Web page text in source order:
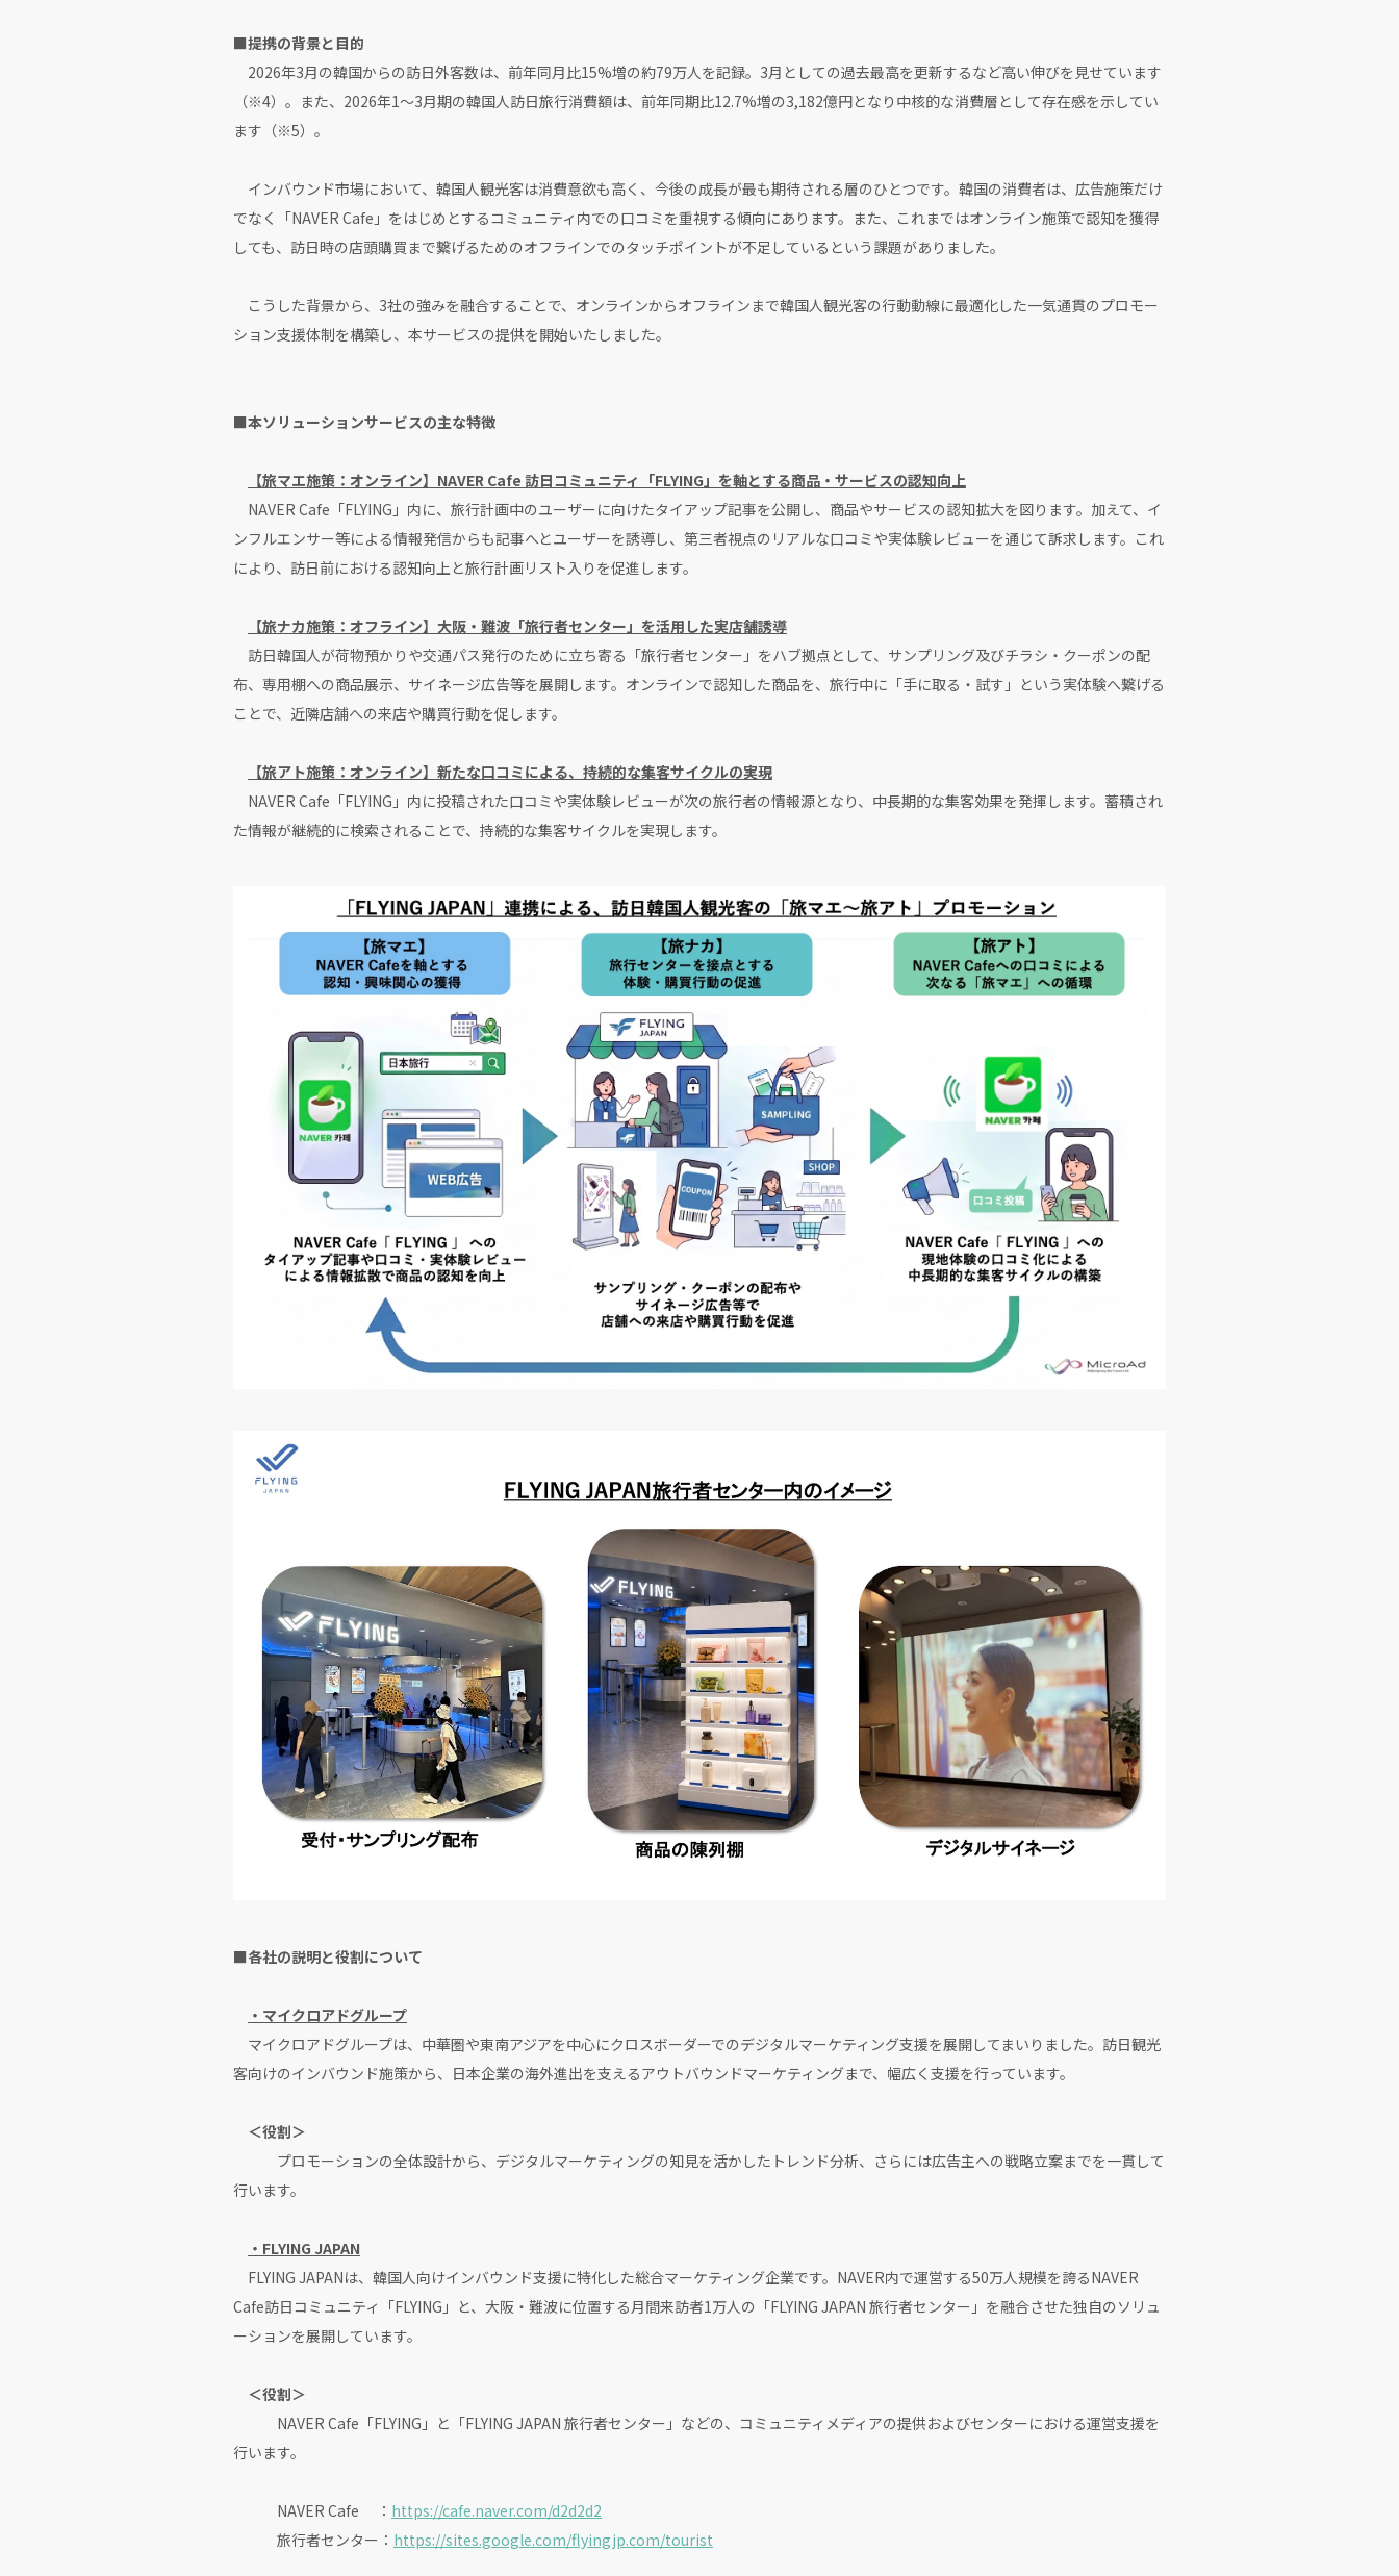
■提携の背景と目的
2026年3月の韓国からの訪日外客数は、前年同月比15%増の約79万人を記録。3月としての過去最高を更新するなど高い伸びを見せています
（※4）。また、2026年1〜3月期の韓国人訪日旅行消費額は、前年同期比12.7%増の3,182億円となり中核的な消費層として存在感を示してい
ます（※5）。
インバウンド市場において、韓国人観光客は消費意欲も高く、今後の成長が最も期待される層のひとつです。韓国の消費者は、広告施策だけ
でなく「NAVER Cafe」をはじめとするコミュニティ内での口コミを重視する傾向にあります。また、これまではオンライン施策で認知を獲得
しても、訪日時の店頭購買まで繋げるためのオフラインでのタッチポイントが不足しているという課題がありました。
こうした背景から、3社の強みを融合することで、オンラインからオフラインまで韓国人観光客の行動動線に最適化した一気通貫のプロモー
ション支援体制を構築し、本サービスの提供を開始いたしました。
■本ソリューションサービスの主な特徴
【旅マエ施策：オンライン】NAVER Cafe 訪日コミュニティ「FLYING」を軸とする商品・サービスの認知向上
NAVER Cafe「FLYING」内に、旅行計画中のユーザーに向けたタイアップ記事を公開し、商品やサービスの認知拡大を図ります。加えて、イ
ンフルエンサー等による情報発信からも記事へとユーザーを誘導し、第三者視点のリアルな口コミや実体験レビューを通じて訴求します。これ
により、訪日前における認知向上と旅行計画リスト入りを促進します。
【旅ナカ施策：オフライン】大阪・難波「旅行者センター」を活用した実店舗誘導
訪日韓国人が荷物預かりや交通パス発行のために立ち寄る「旅行者センター」をハブ拠点として、サンプリング及びチラシ・クーポンの配
布、専用棚への商品展示、サイネージ広告等を展開します。オンラインで認知した商品を、旅行中に「手に取る・試す」という実体験へ繋げる
ことで、近隣店舗への来店や購買行動を促します。
【旅アト施策：オンライン】新たな口コミによる、持続的な集客サイクルの実現
NAVER Cafe「FLYING」内に投稿された口コミや実体験レビューが次の旅行者の情報源となり、中長期的な集客効果を発揮します。蓄積され
た情報が継続的に検索されることで、持続的な集客サイクルを実現します。
■各社の説明と役割について
・マイクロアドグループ
マイクロアドグループは、中華圏や東南アジアを中心にクロスボーダーでのデジタルマーケティング支援を展開してまいりました。訪日観光
客向けのインバウンド施策から、日本企業の海外進出を支えるアウトバウンドマーケティングまで、幅広く支援を行っています。
＜役割＞
プロモーションの全体設計から、デジタルマーケティングの知見を活かしたトレンド分析、さらには広告主への戦略立案までを一貫して
行います。
・FLYING JAPAN
FLYING JAPANは、韓国人向けインバウンド支援に特化した総合マーケティング企業です。NAVER内で運営する50万人規模を誇るNAVER
Cafe訪日コミュニティ「FLYING」と、大阪・難波に位置する月間来訪者1万人の「FLYING JAPAN 旅行者センター」を融合させた独自のソリュ
ーションを展開しています。
＜役割＞
NAVER Cafe「FLYING」と「FLYING JAPAN 旅行者センター」などの、コミュニティメディアの提供およびセンターにおける運営支援を
行います。
NAVER Cafe ： https://cafe.naver.com/d2d2d2
旅行者センター： https://sites.google.com/flyingjp.com/tourist